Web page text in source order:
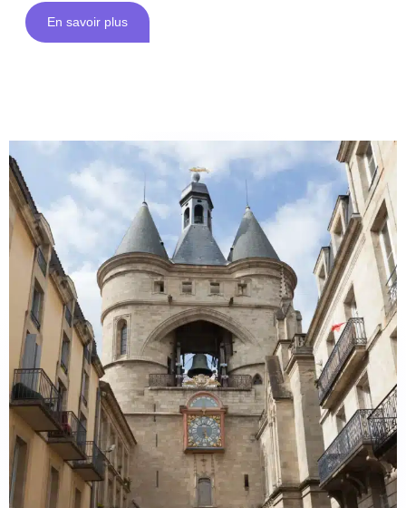
En savoir plus